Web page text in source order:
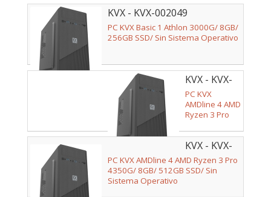
KVX - KVX-002049
PC KVX Basic 1 Athlon 3000G/ 8GB/
256GB SSD/ Sin Sistema Operativo
KVX - KVX-
002048
PC KVX
AMDline 4 AMD
Ryzen 3 Pro
256GB SSD/
Sin Sistema
Operativo
KVX - KVX-
002046
PC KVX AMDline 4 AMD Ryzen 3 Pro
4350G/ 8GB/ 512GB SSD/ Sin
Sistema Operativo